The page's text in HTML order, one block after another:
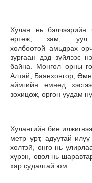
Хулан нь
өртөж, зам, уул
холбоотой амьдрах
зургаан дэд зүйлээс
байна. Монгол орны
Алтай, Баянхонгор,
аймгийн өмнөд
зохицож, өргөн уудам
Хулангийн бие
метр урт, адуутай
хөлтэй, өнгө нь
хүрэн, өвөл нь
хар судалтай юм.